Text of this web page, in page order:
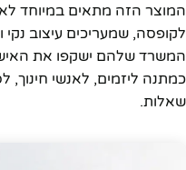
המוצר הזה מתאים במיוחד
לקופסה, שמעריכים עיצוב נקי
המשרד שלהם ישקפו את
כמתנה ליזמים, לאנשי חינוך,
שאלות.